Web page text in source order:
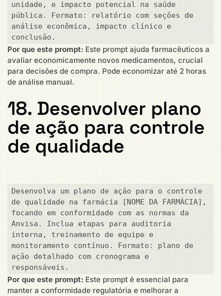
unidade, e impacto potencial na saúde
pública. Formato: relatório com seções de
análise econômica, impacto clínico e
conclusão.
Por que este prompt: Este prompt ajuda farmacêuticos a
avaliar economicamente novos medicamentos, crucial
para decisões de compra. Pode economizar até 2 horas
de análise manual.
18. Desenvolver plano
de ação para controle
de qualidade
Desenvolva um plano de ação para o controle
de qualidade na farmácia [NOME DA FARMÁCIA],
focando em conformidade com as normas da
Anvisa. Inclua etapas para auditoria
interna, treinamento de equipe e
monitoramento contínuo. Formato: plano de
ação detalhado com cronograma e
responsáveis.
Por que este prompt: Este prompt é essencial para
manter a conformidade regulatória e melhorar a